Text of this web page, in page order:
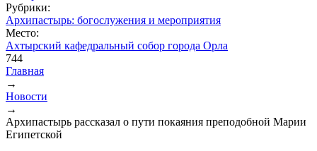
Рубрики:
Архипастырь: богослужения и мероприятия
Место:
Ахтырский кафедральный собор города Орла
744
Вы здесь
Главная
→
Новости
→
Архипастырь рассказал о пути покаяния преподобной Марии
Египетской